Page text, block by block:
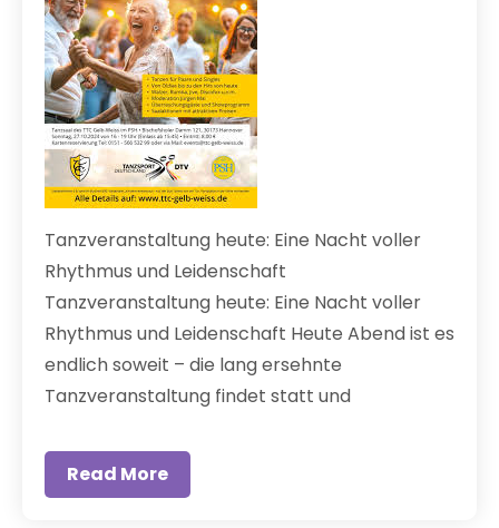
Tanzveranstaltung heute: Eine Nacht voller
Rhythmus und Leidenschaft
Tanzveranstaltung heute: Eine Nacht voller
Rhythmus und Leidenschaft Heute Abend ist es
endlich soweit – die lang ersehnte
Tanzveranstaltung findet statt und
Read More